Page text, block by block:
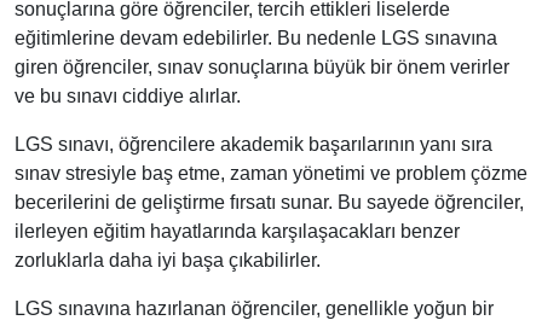
sonuçlarına göre öğrenciler, tercih ettikleri liselerde
eğitimlerine devam edebilirler. Bu nedenle LGS sınavına
giren öğrenciler, sınav sonuçlarına büyük bir önem verirler
ve bu sınavı ciddiye alırlar.
LGS sınavı, öğrencilere akademik başarılarının yanı sıra
sınav stresiyle baş etme, zaman yönetimi ve problem çözme
becerilerini de geliştirme fırsatı sunar. Bu sayede öğrenciler,
ilerleyen eğitim hayatlarında karşılaşacakları benzer
zorluklarla daha iyi başa çıkabilirler.
LGS sınavına hazırlanan öğrenciler, genellikle yoğun bir